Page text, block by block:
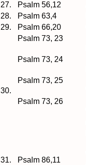
27.
Psalm 56,12
28.
Psalm 63,4
29.
Psalm 66,20
30.
Psalm 73, 23
Psalm 73, 24
Psalm 73, 25
Psalm 73, 26
31. Psalm 86,11